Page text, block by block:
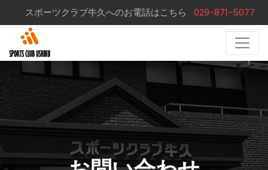
スポーツクラブ牛久へのお電話はこちら 029-871-5077